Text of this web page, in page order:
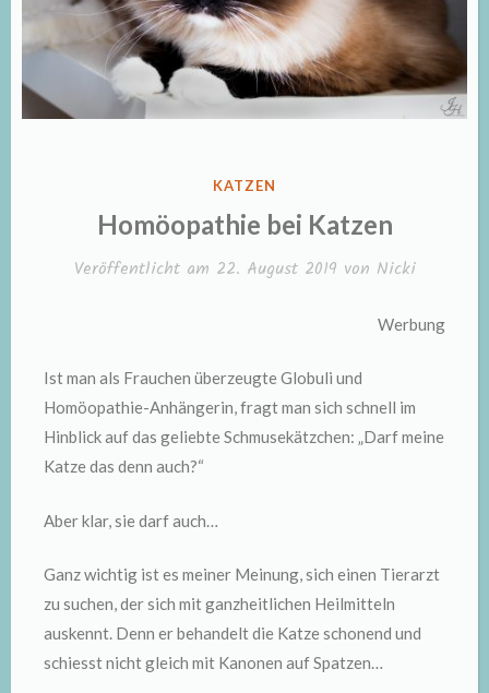
VERÖFFENTLICHT
IN
KATZEN
Homöopathie bei Katzen
Veröffentlicht am 22. August 2019 von Nicki
Werbung
Ist man als Frauchen überzeugte Globuli und
Homöopathie-Anhängerin, fragt man sich schnell im
Hinblick auf das geliebte Schmusekätzchen: „Darf meine
Katze das denn auch?“
Aber klar, sie darf auch…
Ganz wichtig ist es meiner Meinung, sich einen Tierarzt
zu suchen, der sich mit ganzheitlichen Heilmitteln
auskennt. Denn er behandelt die Katze schonend und
schiesst nicht gleich mit Kanonen auf Spatzen…